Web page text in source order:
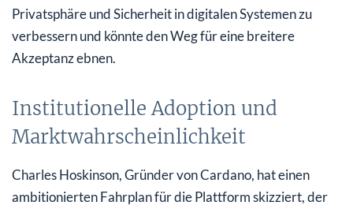
Privatsphäre und Sicherheit in digitalen Systemen zu
verbessern und könnte den Weg für eine breitere
Akzeptanz ebnen.
Institutionelle Adoption und
Marktwahrscheinlichkeit
Charles Hoskinson, Gründer von Cardano, hat einen
ambitionierten Fahrplan für die Plattform skizziert, der